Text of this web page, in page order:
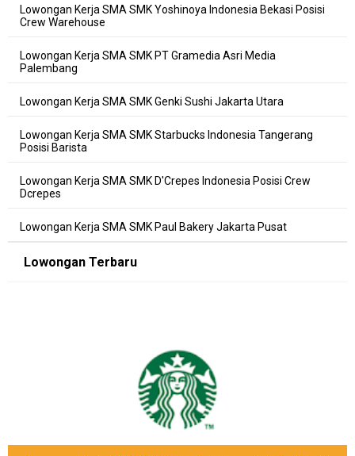
Lowongan Kerja SMA SMK Yoshinoya Indonesia Bekasi Posisi
Crew Warehouse
Lowongan Kerja SMA SMK PT Gramedia Asri Media
Palembang
Lowongan Kerja SMA SMK Genki Sushi Jakarta Utara
Lowongan Kerja SMA SMK Starbucks Indonesia Tangerang
Posisi Barista
Lowongan Kerja SMA SMK D'Crepes Indonesia Posisi Crew
Dcrepes
Lowongan Kerja SMA SMK Paul Bakery Jakarta Pusat
Lowongan Terbaru